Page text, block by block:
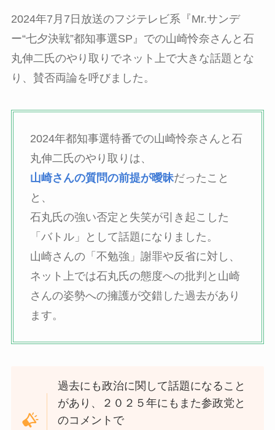
2024年7月7日放送のフジテレビ系『Mr.サンデ
ー“七夕決戦”都知事選SP』での山崎怜奈さんと石
丸伸二氏のやり取りでネット上で大きな話題とな
り、賛否両論を呼びました。
2024年都知事選特番での山崎怜奈さんと石
丸伸二氏のやり取りは、
山崎さんの質問の前提が曖昧だったこと
と、
石丸氏の強い否定と失笑が引き起こした
「バトル」として話題になりました。
山崎さんの「不勉強」謝罪や反省に対し、
ネット上では石丸氏の態度への批判と山崎
さんの姿勢への擁護が交錯した過去があり
ます。
過去にも政治に関して話題になること
があり、２０２５年にもまた参政党と
のコメントで